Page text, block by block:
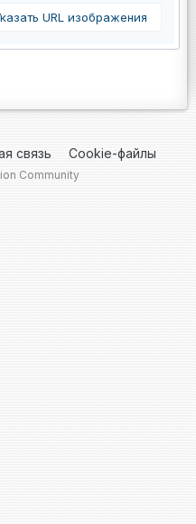
URL изображения
связь Cookie-файлы
Community